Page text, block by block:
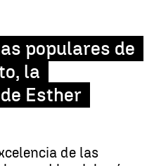
populares de
la
Esther
de las